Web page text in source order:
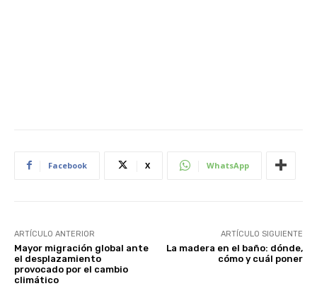
Facebook X WhatsApp
ARTÍCULO ANTERIOR
Mayor migración global ante
el desplazamiento
provocado por el cambio
climático
ARTÍCULO SIGUIENTE
La madera en el baño: dónde,
cómo y cuál poner